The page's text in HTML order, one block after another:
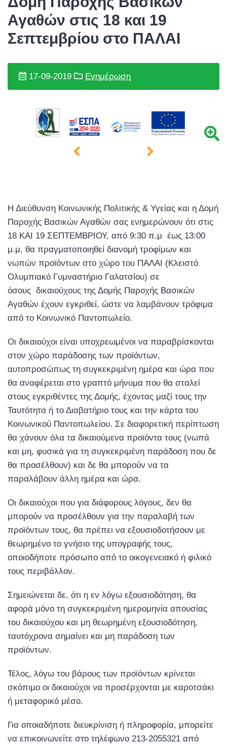
Αγαθών στις 18 και 19
Σεπτεμβρίου στο ΠΑΛΑΙ
17-09-2019 Ενημέρωση
Η Διεύθυνση Κοινωνικής Πολιτικής & Υγείας και η Δομή
Παροχής Βασικών Αγαθών σας ενημερώνουν ότι στις
18 ΚΑΙ 19 ΣΕΠΤΕΜΒΡΙΟΥ, από 9:30 π.μ έως 13:00
μ.μ, θα πραγματοποιηθεί διανομή τροφίμων και
νωπών προϊόντων στο χώρο του ΠΑΛΑΙ (Κλειστό
Ολυμπιακό Γυμναστήριο Γαλατσίου) σε
όσους δικαιούχους της Δομής Παροχής Βασικών
Αγαθών έχουν εγκριθεί, ώστε να λαμβάνουν τρόφιμα
από το Κοινωνικό Παντοπωλείο.
Οι δικαιούχοι είναι υποχρεωμένοι να παραβρίσκονται
στον χώρο παράδοσης των προϊόντων,
αυτοπροσώπως τη συγκεκριμένη ημέρα και ώρα που
θα αναφέρεται στο γραπτό μήνυμα που θα σταλεί
στους εγκριθέντες της Δομής, έχοντας μαζί τους την
Ταυτότητα ή το Διαβατήριο τους και την κάρτα του
Κοινωνικού Παντοπωλείου. Σε διαφορετική περίπτωση
θα χάνουν όλα τα δικαιούμενα προϊόντα τους (νωπά
και μη, φυσικά για τη συγκεκριμένη παράδοση που δε
θα προσέλθουν) και δε θα μπορούν να τα
παραλάβουν άλλη ημέρα και ώρα.
Οι δικαιούχοι που για διάφορους λόγους, δεν θα
μπορούν να προσέλθουν για την παραλαβή των
προϊόντων τους, θα πρέπει να εξουσιοδοτήσουν με
θεωρημένο το γνήσιο της υπογραφής τους,
οποιοδήποτε πρόσωπο από το οικογενειακό ή φιλικό
τους περιβάλλον.
Σημειώνεται δε, ότι η εν λόγω εξουσιοδότηση, θα
αφορά μόνο τη συγκεκριμένη ημερομηνία απουσίας
του δικαιούχου και μη θεωρημένη εξουσιοδότηση,
ταυτόχρονα σημαίνει και μη παράδοση των
προϊόντων.
Τέλος, λόγω του βάρους των προϊόντων κρίνεται
σκόπιμο οι δικαιούχοι να προσέρχονται με καροτσάκι
ή μεταφορικό μέσο.
Για οποιαδήποτε διευκρίνιση ή πληροφορία, μπορείτε
να επικοινωνείτε στο τηλέφωνο 213-2055321 από